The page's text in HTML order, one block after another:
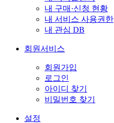
내 구매·신청 현황
내 서비스 사용권한
내 관심 DB
회원서비스
회원가입
로그인
아이디 찾기
비밀번호 찾기
설정